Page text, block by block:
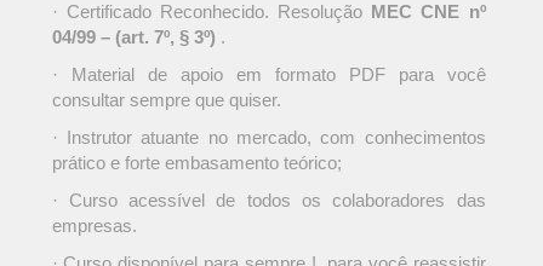
· Certificado Reconhecido. Resolução MEC CNE nº
04/99 – (art. 7º, § 3º) .
· Material de apoio em formato PDF para você
consultar sempre que quiser.
· Instrutor atuante no mercado, com conhecimentos
prático e forte embasamento teórico;
· Curso acessível de todos os colaboradores das
empresas.